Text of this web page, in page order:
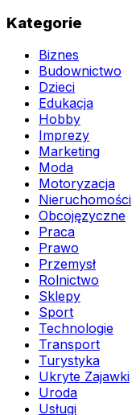
Kategorie
Biznes
Budownictwo
Dzieci
Edukacja
Hobby
Imprezy
Marketing
Moda
Motoryzacja
Nieruchomości
Obcojęzyczne
Praca
Prawo
Przemysł
Rolnictwo
Sklepy
Sport
Technologie
Transport
Turystyka
Ukryte Zajawki
Uroda
Usługi